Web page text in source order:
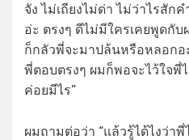
จัง ไม่เถียงไม่ด่า ไม่ว่าไรสัก
อ่ะ ตรงๆ ดีไม่มีใครเคยพูดกั
ก็กลัวพี่จะมาปล้นหรือหลอก
พี่ตอบตรงๆ ผมก็พอจะไว้ใจพี่
ค่อยมีไร”
ผมถามต่อว่า “แล้วรู้ได้ไงว่าพี่